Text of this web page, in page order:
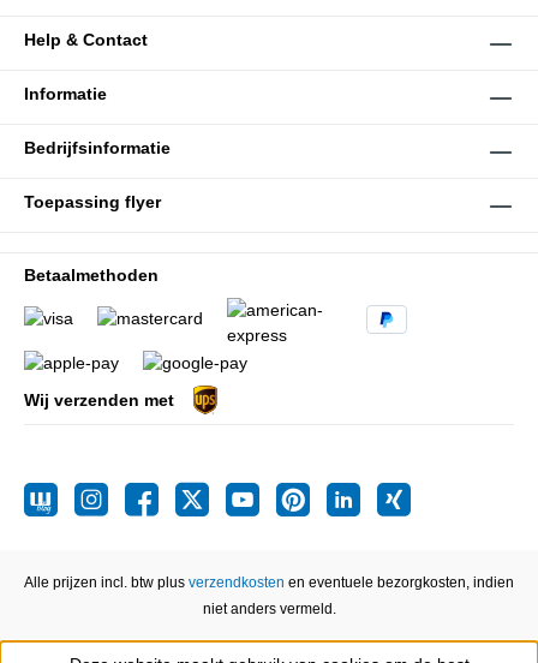
Help & Contact
Informatie
Bedrijfsinformatie
Toepassing flyer
Betaalmethoden
Wij verzenden met
Alle prijzen incl. btw plus verzendkosten en eventuele bezorgkosten, indien
niet anders vermeld.